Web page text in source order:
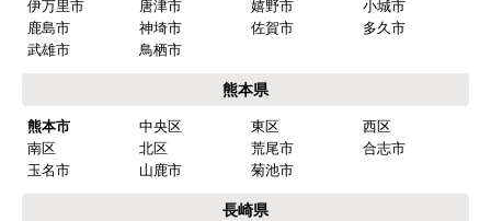
伊万里市 唐津市 嬉野市
小城市
鹿島市
神埼市 佐賀市
多久市
武雄市
鳥栖市
熊本県
熊本市 中央区 東区
西区
南区
北区 荒尾市
合志市
玉名市
山鹿市 菊池市
長崎県